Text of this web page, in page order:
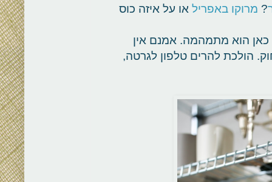
? מרוקו באפריל או על איזה כוס
הוא מתמהמה. אמנם אין
הולכת להרים טלפון לגרטה,